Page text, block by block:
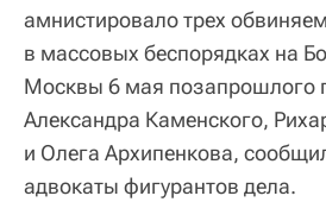
амнистировало трех
в массовых беспорядках на
Москвы 6 мая позапрошлого
Александра Каменского,
и Олега Архипенкова,
адвокаты фигурантов дела.